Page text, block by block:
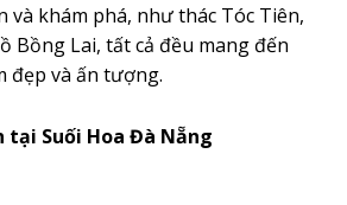
và khám phá, như thác Tóc Tiên,
Bồng Lai, tất cả đều mang đến
đẹp và ấn tượng.
tại Suối Hoa Đà Nẵng